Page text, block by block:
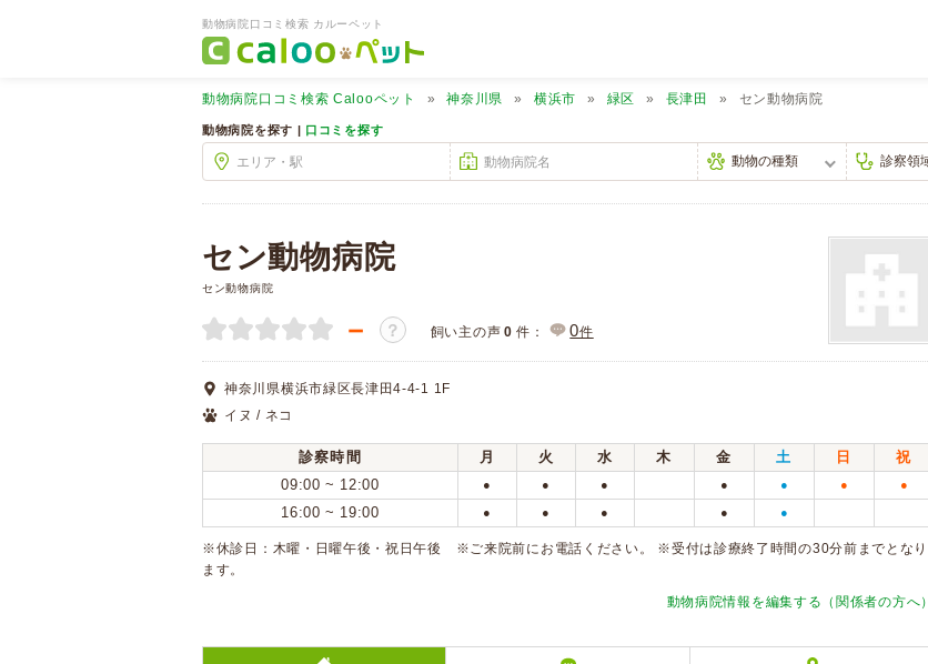
動物病院口コミ検索 カルーペット
動物病院口コミ検索 Calooペット 神奈川県 横浜市 緑区 長津田 セン動物病院
動物病院を探す | 口コミを探す
セン動物病院
セン動物病院
－ ？ 飼い主の声 0 件： 0件
神奈川県横浜市緑区長津田4-4-1 1F
イヌ / ネコ
診察時間 月 火 水 木 金 土 日
祝
09:00 ~ 12:00
● ● ● ● ● ● ●
16:00 ~ 19:00 ● ● ● ● ●
※休診日：木曜・日曜午後・祝日午後 ※ご来院前にお電話ください。 ※受付は診療終了時間の30分前までとなり
ます。
動物病院情報を編集する（関係者の方へ）